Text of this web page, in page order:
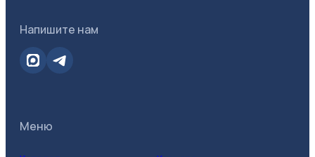
Напишите нам
Меню